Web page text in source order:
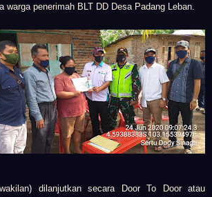
warga penerimah BLT DD Desa Padang Leban.
dilanjutkan secara Door To Door atau